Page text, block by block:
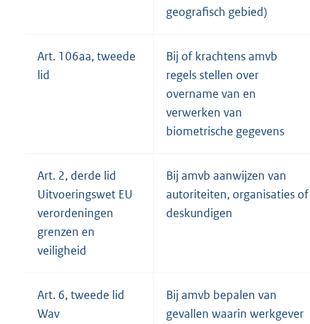
geografisch gebied)
Art. 106aa, tweede
lid
Bij of krachtens amvb
regels stellen over
overname van en
verwerken van
biometrische gegevens
Art. 2, derde lid
Uitvoeringswet EU
verordeningen
grenzen en
veiligheid
Bij amvb aanwijzen van
autoriteiten, organisaties of
deskundigen
Art. 6, tweede lid
Wav
Bij amvb bepalen van
gevallen waarin werkgever